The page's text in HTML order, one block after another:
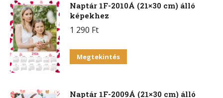
Naptár 1F-2010Á (21×30 cm) álló
képekhez
1 290 Ft
Megtekintés
Naptár 1F-2009Á (21×30 cm) álló